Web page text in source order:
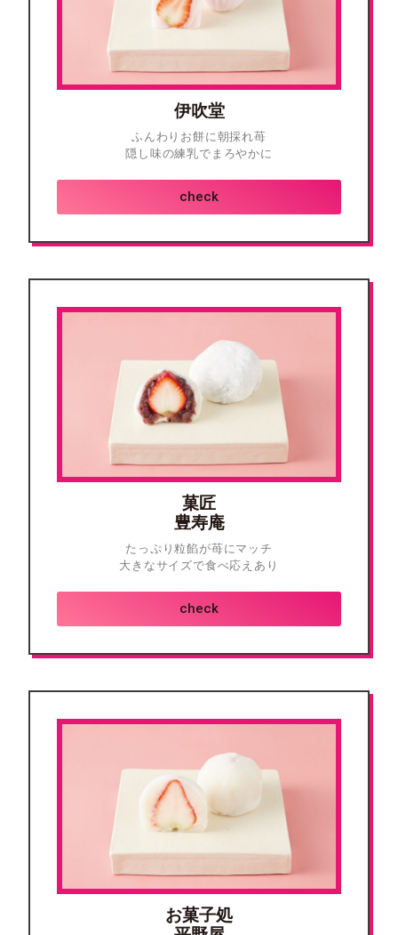
伊吹堂
ふんわりお餅に朝採れ苺
隠し味の練乳でまろやかに
check
菓匠
豊寿庵
たっぷり粒餡が苺にマッチ
大きなサイズで食べ応えあり
check
お菓子処